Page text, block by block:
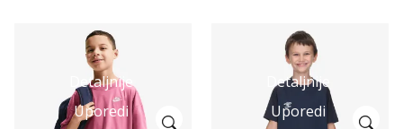
Detaljnije
Uporedi
Detaljnije
Uporedi